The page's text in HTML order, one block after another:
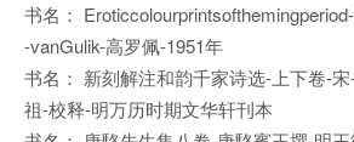
书名：
-vanGulik-高罗佩-1951年
书名： 新刻解注和韵千家诗选-上下卷-
祖-校释-明万历时期文华轩刊本